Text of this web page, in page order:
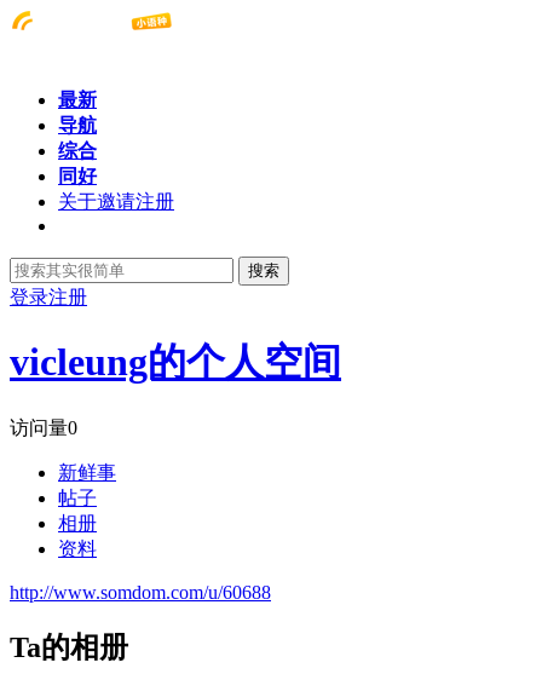
最新
导航
综合
同好
关于邀请注册
搜索
登录注册
vicleung的个人空间
访问量0
新鲜事
帖子
相册
资料
http://www.somdom.com/u/60688
Ta的相册